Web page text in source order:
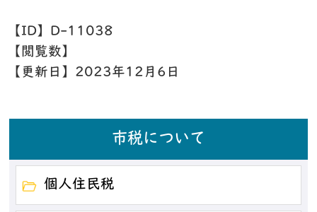
【ID】 D-11038
【閲覧数】
【更新日】 2023年12月6日
市税について
個人住民税